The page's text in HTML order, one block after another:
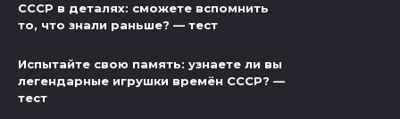
СССР в деталях: сможете вспомнить
то, что знали раньше? — тест
Испытайте свою память: узнаете ли вы
легендарные игрушки времён СССР? —
тест